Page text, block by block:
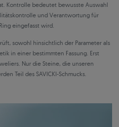
Kontrolle bedeutet bewusste Auswahl
und Verantwortung für
eingefasst wird.
sowohl hinsichtlich der Parameter als
in einer bestimmten Fassung. Erst
Nur die Steine, die unseren
Teil des SAVICKI-Schmucks.